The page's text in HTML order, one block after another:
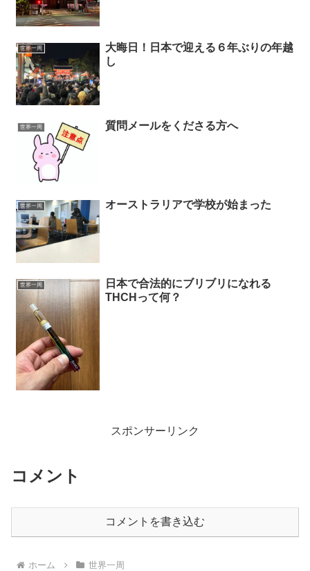
世界一周
大晦日！日本で迎える６年ぶりの年越
し
世界一周 質問メールをくださる方へ
世界一周 オーストラリアで学校が始まった
世界一周
日本で合法的にブリブリになれる
THCHって何？
スポンサーリンク
コメント
コメントを書き込む
ホーム 世界一周